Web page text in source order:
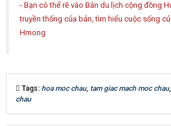
- Bạn có thể rẽ vào Bản du lịch cộng đồng
truyền thống của bản, tìm hiểu cuộc sống
Hmong
Tags: hoa moc chau, tam giac mach moc chau,
chau